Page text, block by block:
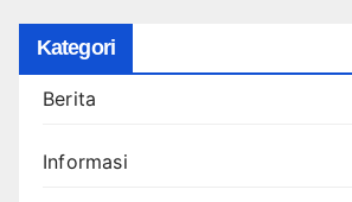
Kategori
Berita
Informasi